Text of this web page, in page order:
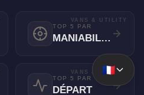
TOP 5 PAR
MANIABILITÉ
VANS & UTILITY
TOP 5 PAR
DÉPART
VANS & UTILITY
🇫🇷